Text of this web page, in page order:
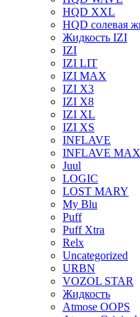
HQD XXL
HQD солевая
Жидкость IZI
IZI
IZI LIT
IZI MAX
IZI X3
IZI X8
IZI XL
IZI XS
INFLAVE
INFLAVE MAX
Juul
LOGIC
LOST MARY
My Blu
Puff
Puff Xtra
Relx
Uncategorized
URBN
VOZOL STAR
Жидкость
Atmose OOPS